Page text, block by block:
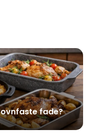
fade?